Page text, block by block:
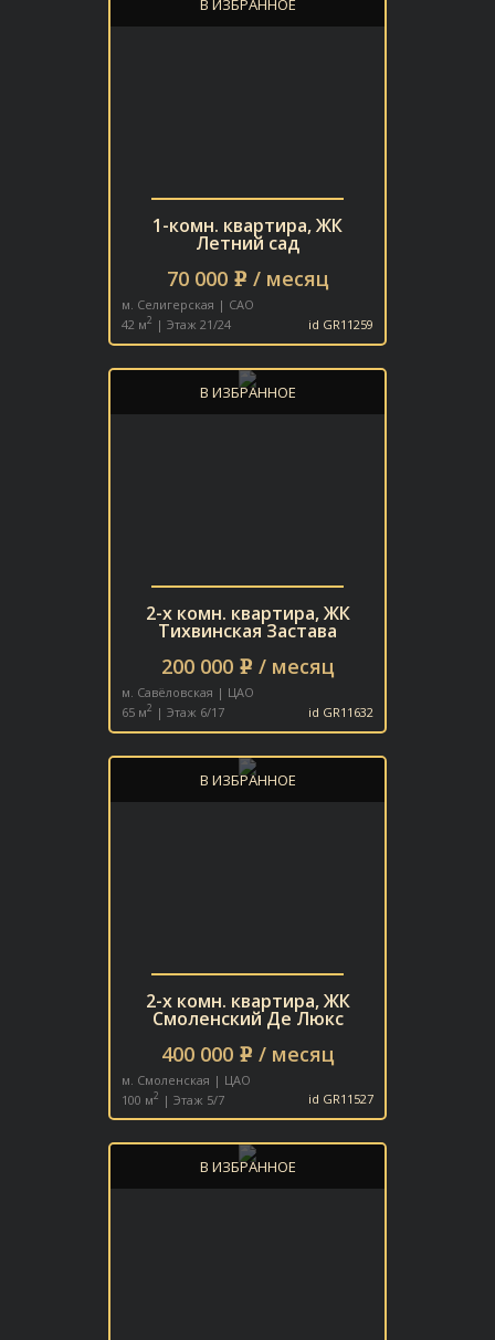
1-комн. квартира, ЖК
Летний сад
70 000 e / месяц
м. Селигерская | САО
42 м2 | Этаж 21/24 id GR11259
В ИЗБРАННОЕ
2-х комн. квартира, ЖК
Тихвинская Застава
200 000 e / месяц
м. Савёловская | ЦАО
65 м2 | Этаж 6/17 id GR11632
В ИЗБРАННОЕ
2-х комн. квартира, ЖК
Смоленский Де Люкс
400 000 e / месяц
м. Смоленская | ЦАО
100 м2 | Этаж 5/7 id GR11527
В ИЗБРАННОЕ
В ИЗБРАННОЕ